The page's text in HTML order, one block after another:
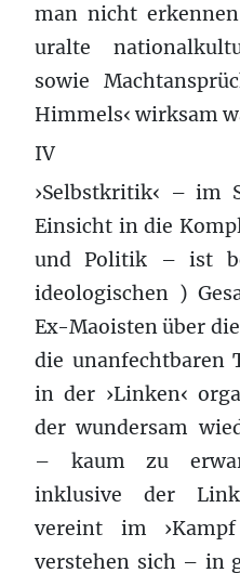
man nicht
uralte
sowie
Himmels‹ wirksam
IV
›Selbstkritik‹ – im
Einsicht in die
und Politik – ist
ideologischen )
Ex-Maoisten über
die unanfechtbaren
in der ›Linken‹
der wundersam
– kaum zu
inklusive der
vereint im
verstehen sich – in